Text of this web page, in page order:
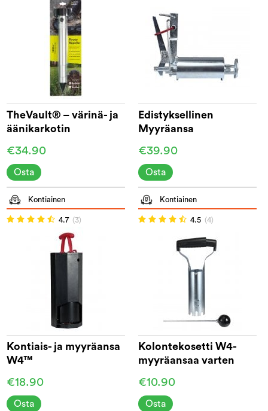
TheVault® – värinä- ja
äänikarkotin
€34.90
Osta
Edistyksellinen
Myyräansa
€39.90
Osta
Kontiainen
4.7 (3)
Kontiais- ja myyräansa
W4™
€18.90
Osta
Kontiainen
4.5 (4)
Kolontekosetti W4-
myyräansaa varten
€10.90
Osta